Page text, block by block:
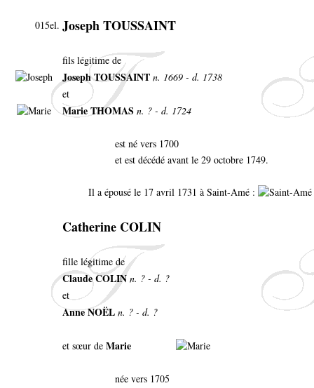
015el. Joseph TOUSSAINT
fils légitime de
Joseph TOUSSAINT n. 1669 - d. 1738
et
Marie THOMAS n. ? - d. 1724
est né vers 1700
et est décédé avant le 29 octobre 1749.
Il a épousé le 17 avril 1731 à Saint-Amé :
Catherine COLIN
fille légitime de
Claude COLINn. ? - d. ?
et
Anne NOËL n. ? - d. ?
et sœur de Marie
née vers 1705